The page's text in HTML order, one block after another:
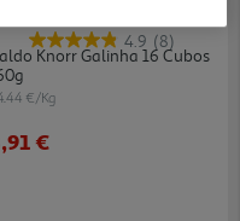
4.9 (8)
Knorr Galinha 16 Cubos
€/Kg
€